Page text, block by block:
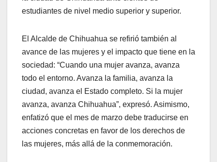
estudiantes de nivel medio superior y superior.
El Alcalde de Chihuahua se refirió también al
avance de las mujeres y el impacto que tiene en la
sociedad: “Cuando una mujer avanza, avanza
todo el entorno. Avanza la familia, avanza la
ciudad, avanza el Estado completo. Si la mujer
avanza, avanza Chihuahua”, expresó. Asimismo,
enfatizó que el mes de marzo debe traducirse en
acciones concretas en favor de los derechos de
las mujeres, más allá de la conmemoración.